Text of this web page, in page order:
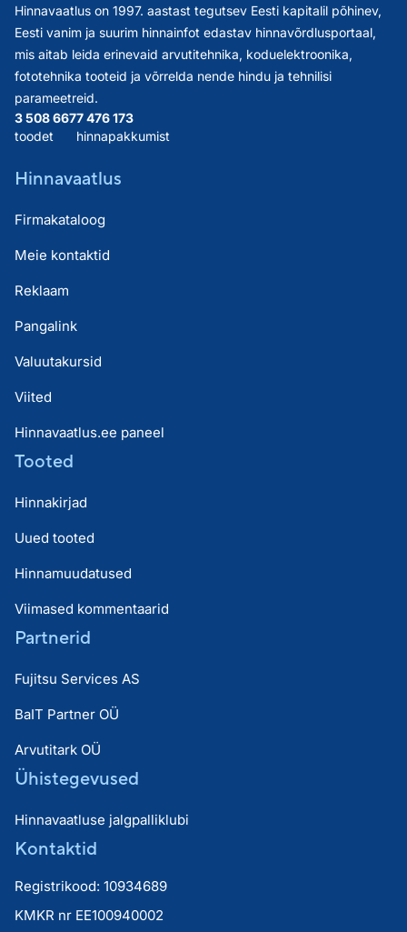
Hinnavaatlus on 1997. aastast tegutsev Eesti kapitalil põhinev,
Eesti vanim ja suurim hinnainfot edastav hinnavõrdlusportaal,
mis aitab leida erinevaid arvutitehnika, koduelektroonika,
fototehnika tooteid ja võrrelda nende hindu ja tehnilisi
parameetreid.
3 508 667
toodet
7 476 173
hinnapakkumist
Hinnavaatlus
Firmakataloog
Meie kontaktid
Reklaam
Pangalink
Valuutakursid
Viited
Hinnavaatlus.ee paneel
Tooted
Hinnakirjad
Uued tooted
Hinnamuudatused
Viimased kommentaarid
Partnerid
Fujitsu Services AS
BaIT Partner OÜ
Arvutitark OÜ
Ühistegevused
Hinnavaatluse jalgpalliklubi
Kontaktid
Registrikood: 10934689
KMKR nr EE100940002